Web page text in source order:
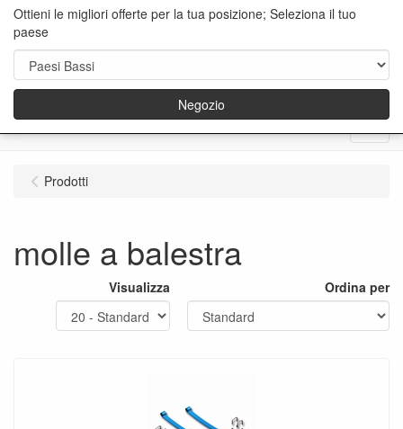
Menu
Prodotti
molle a balestra
Visualizza Ordina per
Ottieni le migliori offerte per la tua posizione; Seleziona il tuo
paese
Negozio